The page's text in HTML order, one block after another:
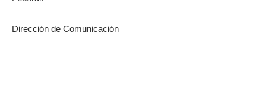
Dirección de Comunicación